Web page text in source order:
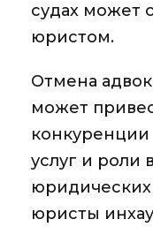
судах может
юристом.
Отмена
может
услуг и роли
юристы